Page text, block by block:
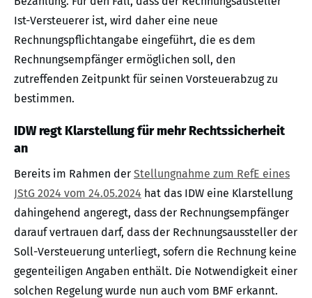
Ist-Versteuerer ist, wird daher eine neue
Rechnungspflichtangabe eingeführt, die es dem
Rechnungsempfänger ermöglichen soll, den
zutreffenden Zeitpunkt für seinen Vorsteuerabzug zu
bestimmen.
IDW regt Klarstellung für mehr Rechtssicherheit
an
Bereits im Rahmen der Stellungnahme zum RefE eines
JStG 2024 vom 24.05.2024 hat das IDW eine Klarstellung
dahingehend angeregt, dass der Rechnungsempfänger
darauf vertrauen darf, dass der Rechnungsaussteller der
Soll-Versteuerung unterliegt, sofern die Rechnung keine
gegenteiligen Angaben enthält. Die Notwendigkeit einer
solchen Regelung wurde nun auch vom BMF erkannt.